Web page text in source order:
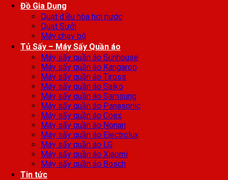
Đồ Gia Dụng
Quạt điều hòa hơi nước
Quạt Sưởi
Máy chạy bộ
Tủ Sấy – Máy Sấy Quần áo
Máy sấy quần áo Sunhouse
Máy sấy quần áo Kangaroo
Máy sấy quần áo Tiross
Máy sấy quần áo Saiko
Máy sấy quần áo Samsung
Máy sấy quần áo Panasonic
Máy sấy quần áo Coex
Máy sấy quần áo Nonan
Máy sấy quần áo Electrolux
Máy sấy quần áo LG
Máy sấy quần áo Xiaomi
Máy sấy quần áo Bosch
Tin tức